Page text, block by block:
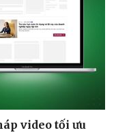
video tối ưu